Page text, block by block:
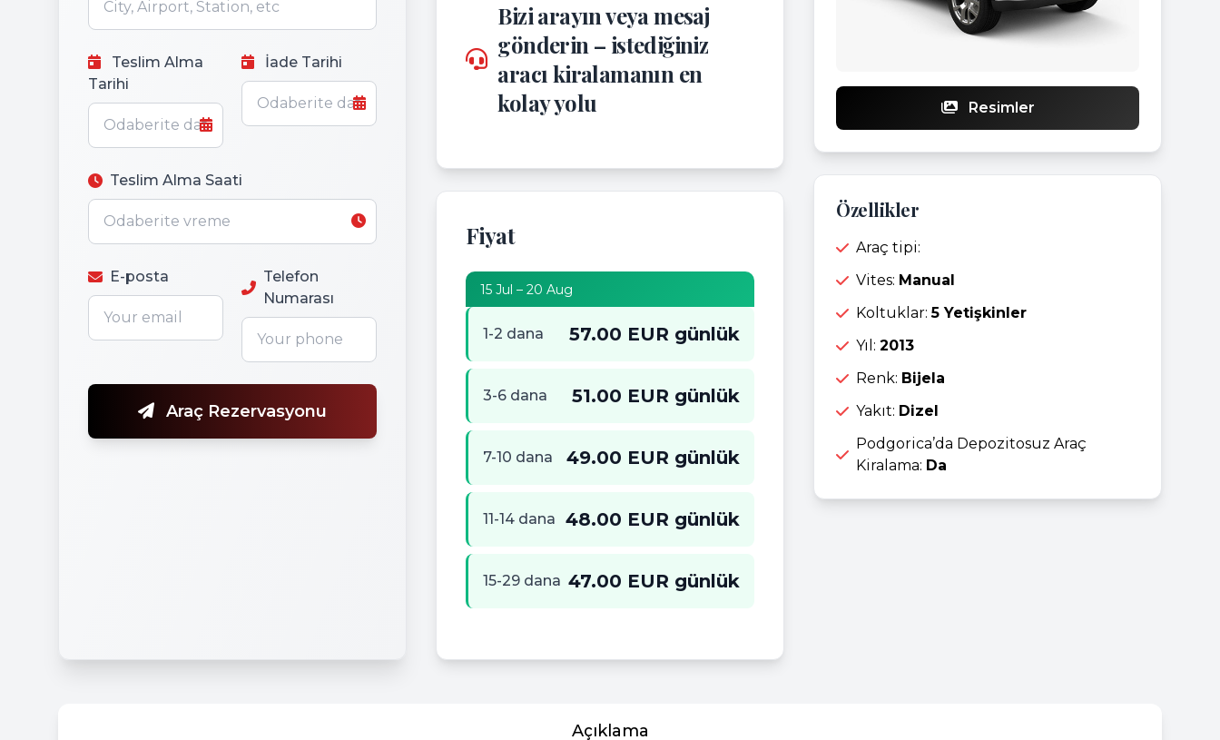
Teslim Alma
Tarihi
İade Tarihi
Teslim Alma Saati
E-posta
Telefon
Numarası
Araç Rezervasyonu
Bizi arayın veya mesaj
gönderin – istediğiniz
aracı kiralamanın en
kolay yolu
Fiyat
15 Jul – 20 Aug
1-2 dana 57.00 EUR günlük
3-6 dana 51.00 EUR günlük
7-10 dana 49.00 EUR günlük
11-14 dana 48.00 EUR günlük
15-29 dana 47.00 EUR günlük
Resimler
Özellikler
Araç tipi:
Vites: Manual
Koltuklar:5 Yetişkinler
Yıl: 2013
Renk: Bijela
Yakıt: Dizel
Podgorica’da Depozitosuz Araç
Kiralama: Da
Açıklama